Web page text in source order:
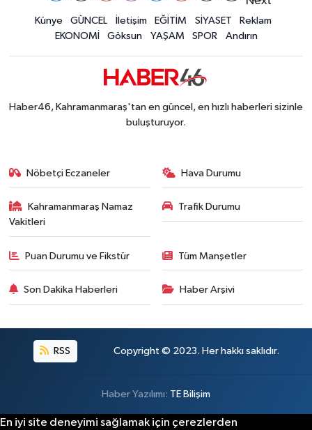
Künye GÜNCEL İletişim EĞİTİM SİYASET
Reklam
EKONOMİ
Göksun YAŞAM SPOR Andırın
Haber46, Kahramanmaraş'tan en güncel, en hızlı haberleri sizinle
buluşturuyor.
Nöbetçi Eczaneler Hava Durumu
Kahramanmaraş Namaz
Vakitleri
Trafik Durumu
Puan Durumu ve Fikstür Tüm Manşetler
Son Dakika Haberleri Haber Arşivi
RSS Copyright © 2023. Her hakkı saklıdır.
Haber Yazılımı: TE Bilişim
En iyi site deneyimi sağlamak için çerezlerden
Politika
YEREL
SEÇİM 2015
ÇEVRE
BİLİM VE TEKNOLOJİ
YARIŞMALAR
TANITIM